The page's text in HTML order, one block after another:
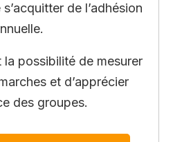
de l’adhésion
la possibilité de mesurer
et d’apprécier
des groupes.